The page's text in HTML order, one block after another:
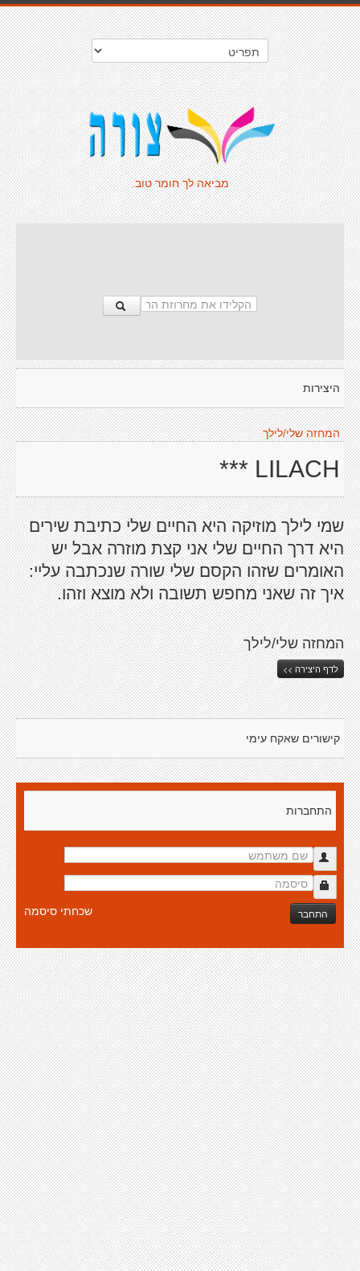
מביאה לך חומר טוב.
היצירות
המחזה שלי/לילך
LILACH ***
שמי לילך מוזיקה היא החיים שלי כתיבת שירים
היא דרך החיים שלי אני קצת מוזרה אבל יש
האומרים שזהו הקסם שלי שורה שנכתבה עליי:
איך זה שאני מחפש תשובה ולא מוצא וזהו.
המחזה שלי/לילך
לדף היצירה >>
קישורים שאקח עימי
התחברות
התחבר שכחתי סיסמה